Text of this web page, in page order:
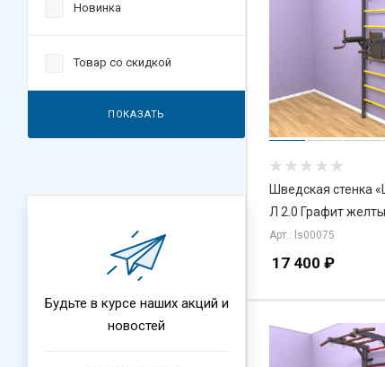
Шведская стенка
Л 2.0 Графит
Арт.: ls00075
17 400 ₽
Новинка
Товар со скидкой
ПОКАЗАТЬ
Будьте в курсе наших акций и
новостей